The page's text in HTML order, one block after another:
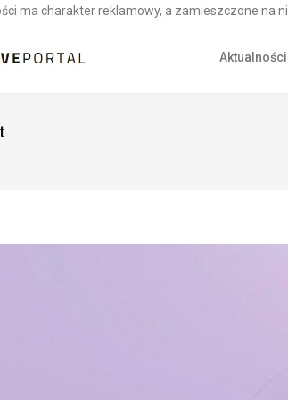
ma charakter reklamowy, a zamieszczone na
Aktualności